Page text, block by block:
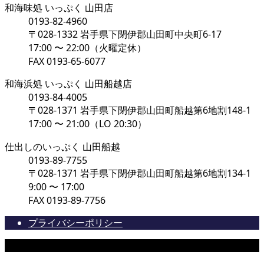
和海味処 いっぷく 山田店
0193-82-4960
〒028-1332 岩手県下閉伊郡山田町中央町6-17
17:00 〜 22:00（火曜定休）
FAX 0193-65-6077
和海浜処 いっぷく 山田船越店
0193-84-4005
〒028-1371 岩手県下閉伊郡山田町船越第6地割148-1
17:00 〜 21:00（LO 20:30）
仕出しのいっぷく 山田船越
0193-89-7755
〒028-1371 岩手県下閉伊郡山田町船越第6地割134-1
9:00 〜 17:00
FAX 0193-89-7756
プライバシーポリシー